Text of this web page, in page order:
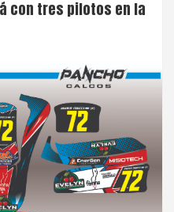
con tres pilotos en la